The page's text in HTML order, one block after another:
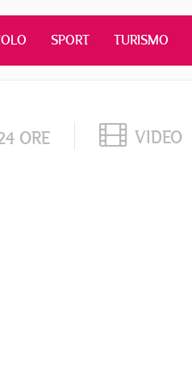
SPORT TURISMO
ORE VIDEO